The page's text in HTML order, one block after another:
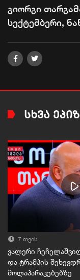
გიორგი
სექტემბერი,
ᲡᲮᲕᲐ
7 თვის
ვალერი
და ტრამპის
მოლაპარაკებებზე